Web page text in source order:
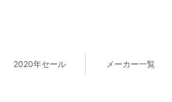
2020年セール メーカー一覧